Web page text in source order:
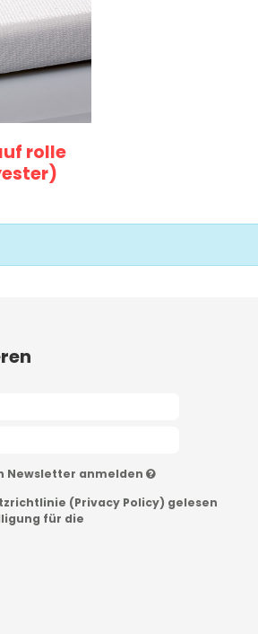
rolle
Newsletter anmelden
(Privacy Policy) gelesen
für die